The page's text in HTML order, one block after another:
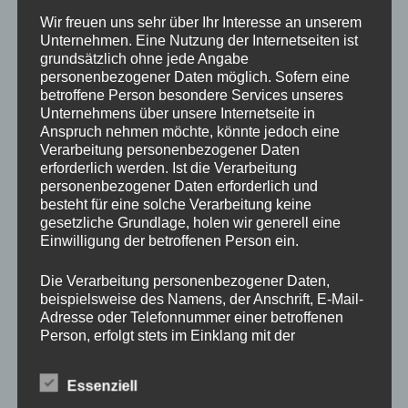
Drechslerei Spitzbart
In diesem zweitägigen Kurs zeig ich Euch die Basics des
drechseln in Längs und Querholz.
Ihr werdet den richtigen Umgang mit der Drehbank und mit
den verschiedenen Spannvorrichtungen lernen. Auch das
Verwenden der Drechseleisen und deren Schärfen werden
wir uns ansehen.
Da in diesem Kurs nur Platz für 2 Schüler ist, bitte schnell
per E-Mailoffice@drechslerei-spitzbart.atanmelden.
Die Kurskosten belaufen sich auf nur€ 350. – inkl. Ust.
Kurszeiten sind an beiden Tagen von 8 Uhr bis 18 Uhr.
Im Kurspreis enthalten ist Holz (soviel wir brauchen),
Maschinen und Werkzeug.
Wir freuen uns sehr über Ihr Interesse an unserem
Unternehmen. Eine Nutzung der Internetseiten ist
grundsätzlich ohne jede Angabe
personenbezogener Daten möglich. Sofern eine
betroffene Person besondere Services unseres
Unternehmens über unsere Internetseite in
Anspruch nehmen möchte, könnte jedoch eine
Verarbeitung personenbezogener Daten
erforderlich werden. Ist die Verarbeitung
personenbezogener Daten erforderlich und
besteht für eine solche Verarbeitung keine
gesetzliche Grundlage, holen wir generell eine
Einwilligung der betroffenen Person ein.
Die Verarbeitung personenbezogener Daten,
beispielsweise des Namens, der Anschrift, E-Mail-
Adresse oder Telefonnummer einer betroffenen
Person, erfolgt stets im Einklang mit der
Übereinstimmung mit den für uns geltenden
landesspezifischen Datenschutzbestimmungen.
Essenziell